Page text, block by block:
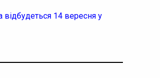
відбудеться 14 вересня у